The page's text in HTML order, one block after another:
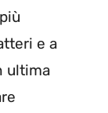
e a
ultima